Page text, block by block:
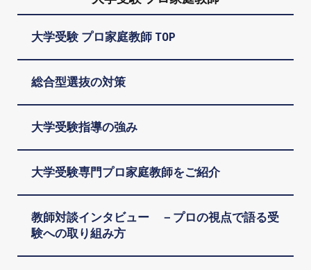
大学受験 プロ家庭教師 TOP
総合型選抜の対策
大学受験指導の強み
大学受験専門プロ家庭教師をご紹介
教師対談インタビュー －プロの視点で語る受
験への取り組み方